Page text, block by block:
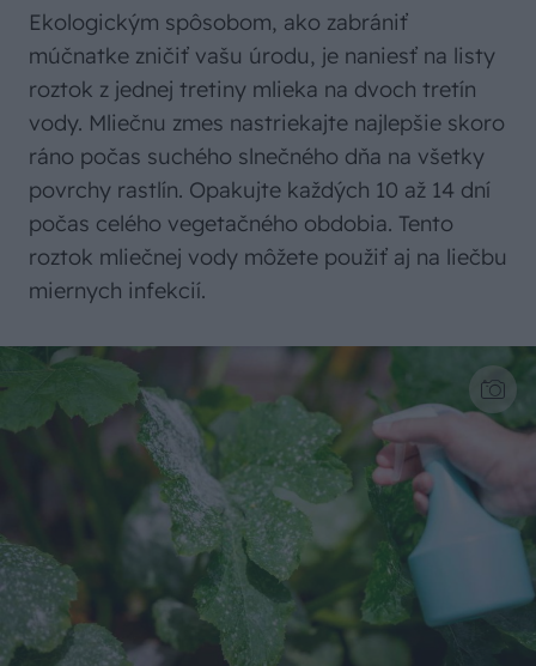
Ekologickým spôsobom, ako zabrániť
múčnatke zničiť vašu úrodu, je naniesť na listy
roztok z jednej tretiny mlieka na dvoch tretín
vody. Mliečnu zmes nastriekajte najlepšie skoro
ráno počas suchého slnečného dňa na všetky
povrchy rastlín. Opakujte každých 10 až 14 dní
počas celého vegetačného obdobia. Tento
roztok mliečnej vody môžete použiť aj na liečbu
miernych infekcií.